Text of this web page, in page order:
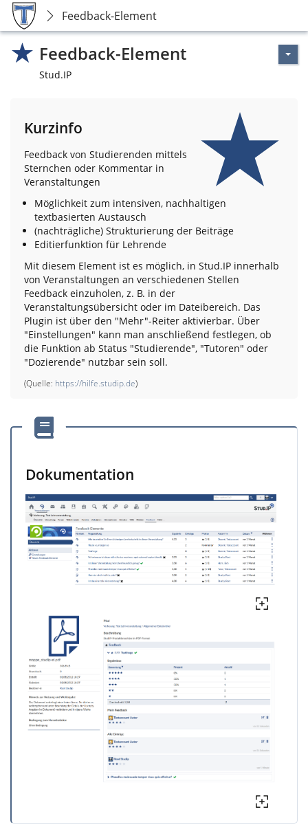
Feedback-Element
Feedback-Element
Stud.IP
Kurzinfo
Feedback von Studierenden mittels
Sternchen oder Kommentar in
Veranstaltungen
Möglichkeit zum intensiven, nachhaltigen
textbasierten Austausch
(nachträgliche) Strukturierung der Beiträge
Editierfunktion für Lehrende
Mit diesem Element ist es möglich, in Stud.IP innerhalb
von Veranstaltungen an verschiedenen Stellen
Feedback einzuholen, z. B. in der
Veranstaltungsübersicht oder im Dateibereich. Das
Plugin ist über den "Mehr"-Reiter aktivierbar. Über
"Einstellungen" kann man anschließend festlegen, ob
die Funktion ab Status "Studierende", "Tutoren" oder
"Dozierende" nutzbar sein soll.
(Quelle: https://hilfe.studip.de)
Dokumentation